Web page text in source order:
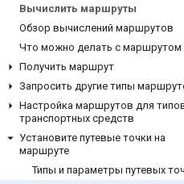
Вычислить маршруты
Обзор вычислений маршрутов
Что можно делать с маршрутом
Получить маршрут
Запросить другие типы
Настройка маршрутов для
транспортных средств
Установите путевые точки на
маршруте
Типы и параметры путевых